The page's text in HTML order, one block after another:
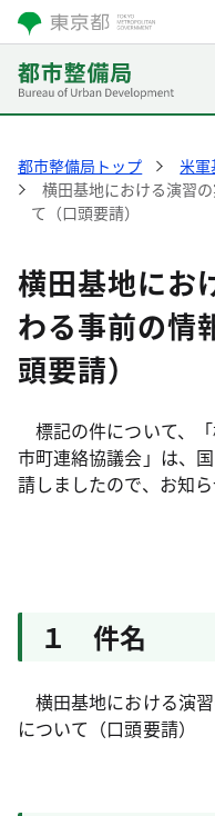
都市整備局トップ 米
横田基地における演習
て（口頭要請）
横田基地にお
わる事前の情
頭要請）
標記の件について、
市町連絡協議会」は、
請しましたので、お知ら
１ 件名
横田基地における演
について（口頭要請）